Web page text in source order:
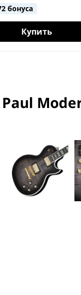
бонуса
Купить